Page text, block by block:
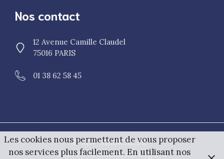
Nos contact
12 Avenue Camille Claudel
75016 PARIS
01 38 62 58 45
© RDV-MEDICAL.FR •
Plan Du SiteMentions Légales
Les cookies nous permettent de vous proposer
nos services plus facilement. En utilisant nos